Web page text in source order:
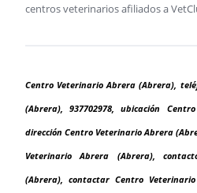
centros veterinarios afiliados a
Centro Veterinario Abrera (Abrera),
(Abrera), 937702978, ubicación
dirección Centro Veterinario Abrera
Veterinario Abrera (Abrera),
(Abrera), contactar Centro